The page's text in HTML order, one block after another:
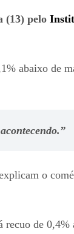
(13) pelo
abaixo de
o
recuo de 0,4%